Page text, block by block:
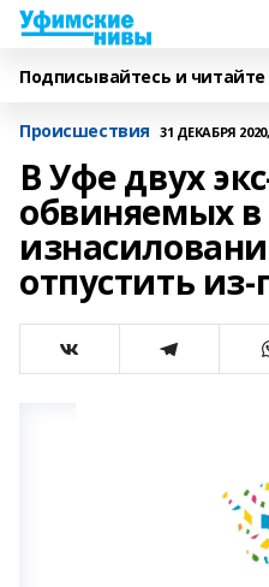
Подписывайтесь и читайте
Происшествия 31 ДЕКАБРЯ
В Уфе двух
обвиняемых в
отпустить